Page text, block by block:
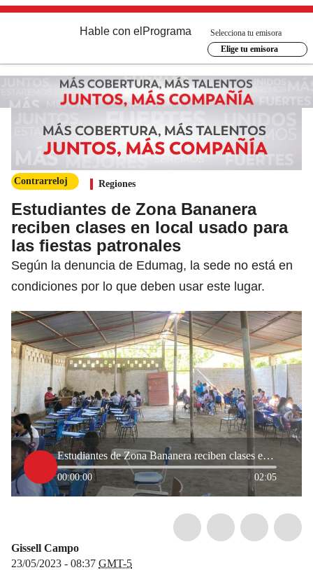
Hable con el Programa
Selecciona tu emisora
Elige tu emisora
Contrarreloj Regiones
Estudiantes de Zona Bananera
reciben clases en local usado para
las fiestas patronales
Según la denuncia de Edumag, la sede no está en
condiciones por lo que deben usar este lugar.
Estudiantes de Zona Bananera reciben clases en local usado para las fiestas patronales
00:00:00 02:05
Gissell Campo
23/05/2023 - 08:37 GMT-5